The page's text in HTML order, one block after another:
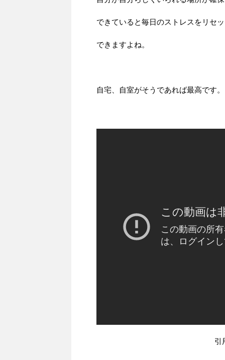
できていると毎日のストレスをリセ
できますよね。
自宅、自室がそうであれば最高です。
引